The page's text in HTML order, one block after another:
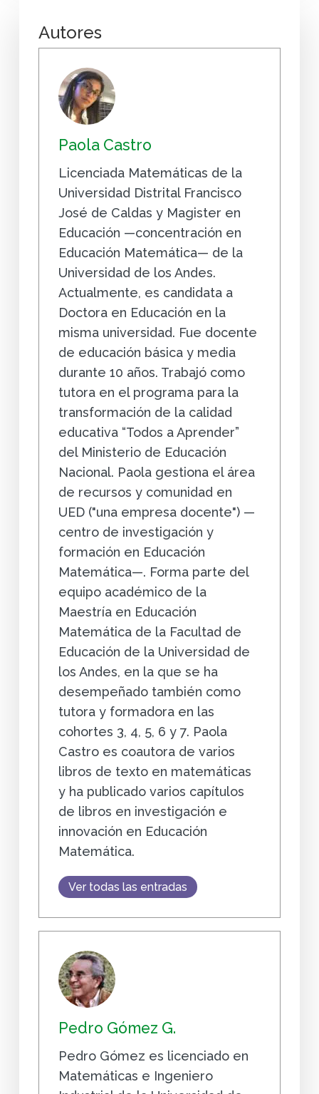
Autores
Paola Castro
Licenciada Matemáticas de la
Universidad Distrital Francisco
José de Caldas y Magister en
Educación —concentración en
Educación Matemática— de la
Universidad de los Andes.
Actualmente, es candidata a
Doctora en Educación en la
misma universidad. Fue docente
de educación básica y media
durante 10 años. Trabajó como
tutora en el programa para la
transformación de la calidad
educativa “Todos a Aprender”
del Ministerio de Educación
Nacional. Paola gestiona el área
de recursos y comunidad en
UED ("una empresa docente") —
centro de investigación y
formación en Educación
Matemática—. Forma parte del
equipo académico de la
Maestría en Educación
Matemática de la Facultad de
Educación de la Universidad de
los Andes, en la que se ha
desempeñado también como
tutora y formadora en las
cohortes 3, 4, 5, 6 y 7. Paola
Castro es coautora de varios
libros de texto en matemáticas
y ha publicado varios capítulos
de libros en investigación e
innovación en Educación
Matemática.
Ver todas las entradas
Pedro Gómez G.
Pedro Gómez es licenciado en
Matemáticas e Ingeniero